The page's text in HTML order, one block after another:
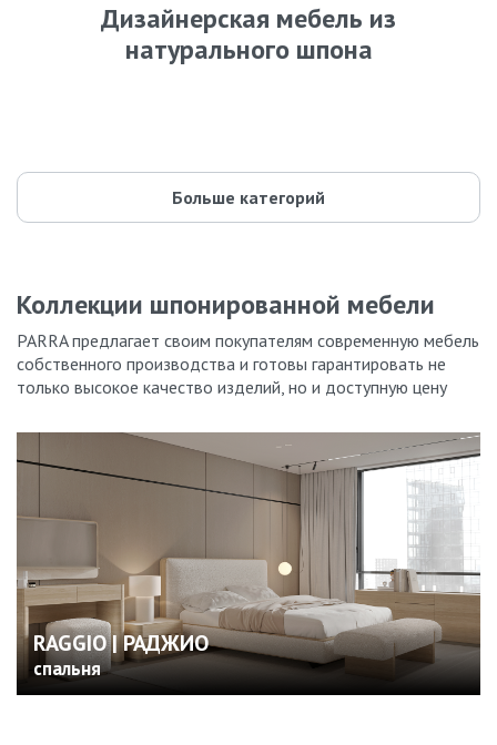
Дизайнерская мебель из
натурального шпона
35 моделей
44 модели
Parra design
Больше категорий
Коллекции шпонированной мебели
PARRA предлагает своим покупателям современную мебель
собственного производства и готовы гарантировать не
только высокое качество изделий, но и доступную цену
RAGGIO | РАДЖИО
спальня